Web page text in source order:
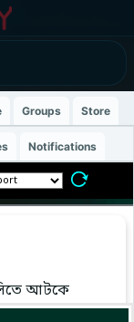
Groups Store
Notifications
আটকে
কাজেম